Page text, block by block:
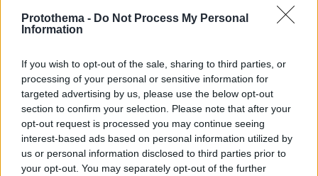
Protothema - Do Not Process My Personal
Information
If you wish to opt-out of the sale, sharing to third parties, or
processing of your personal or sensitive information for
targeted advertising by us, please use the below opt-out
section to confirm your selection. Please note that after your
opt-out request is processed you may continue seeing
interest-based ads based on personal information utilized by
us or personal information disclosed to third parties prior to
your opt-out. You may separately opt-out of the further
Στο Α΄ Νεκροταφείο το μνημόσυνο για τον έναν
χρόνο από τον θάνατο της Λένας Σαμαρά
07.08.2026, 10:26